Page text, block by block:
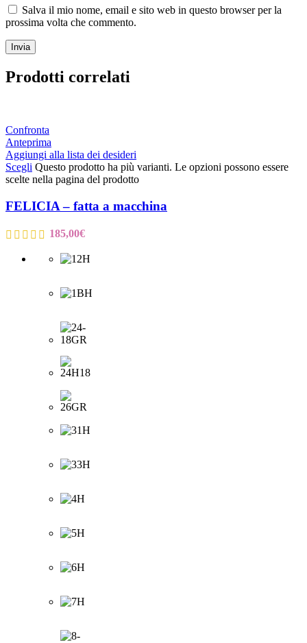
Salva il mio nome, email e sito web in questo browser per la
prossima volta che commento.
Prodotti correlati
Confronta
Anteprima
Aggiungi alla lista dei desideri
Scegli Questo prodotto ha più varianti. Le opzioni possono essere
scelte nella pagina del prodotto
FELICIA – fatta a macchina
185,00€